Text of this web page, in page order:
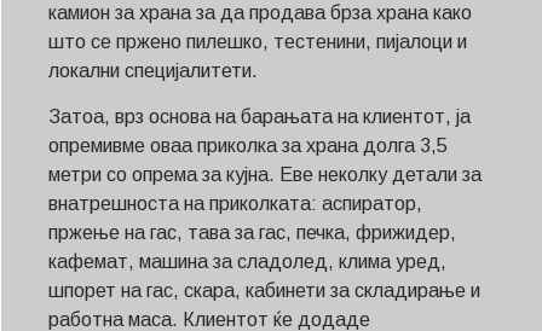
камион за храна за да продава брза храна како
што се пржено пилешко, тестенини, пијалоци и
локални специјалитети.
Затоа, врз основа на барањата на клиентот, ја
опремивме оваа приколка за храна долга 3,5
метри со опрема за кујна. Еве неколку детали за
внатрешноста на приколката: аспиратор,
пржење на гас, тава за гас, печка, фрижидер,
кафемат, машина за сладолед, клима уред,
шпорет на гас, скара, кабинети за складирање и
работна маса. Клиентот ќе додаде